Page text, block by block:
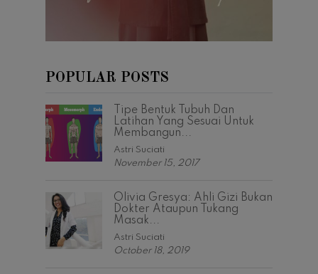
POPULAR POSTS
Tipe Bentuk Tubuh Dan
Latihan Yang Sesuai Untuk
Membangun...
Astri Suciati
November 15, 2017
Olivia Gresya: Ahli Gizi Bukan
Dokter Ataupun Tukang
Masak...
Astri Suciati
October 18, 2019